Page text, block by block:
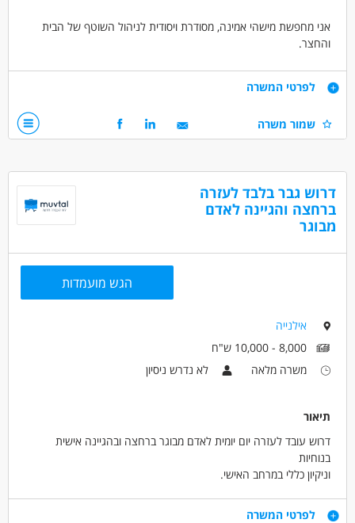
אני מחפשת מישהי אמינה, מסודרת ויסודית לניהול השוטף של הבית
והחצר.
העבודה תחולק ל-3 ימים בשבוע, 4 שעות בכל פעם שעות הבוקר
70 ₪ לשעה + נסיעות + תנאים סוציאליים כחוק
דרישות
העבודה כוללת:
תנאים מעולים ושכר הוגן למתאימה!
דרושים בתחום
אחזקה וניקיון - מנהלת אחזקה /אם בית
לפרטי המשרה
שמור משרה
דרוש גבר בלבד לעזרה
ברחצה והגיינה לאדם
מבוגר
הגש מועמדות
אילנייה
8,000 - 10,000 ש"ח
משרה מלאה
לא נדרש ניסיון
תיאור
דרוש עובד לעזרה יום יומית לאדם מבוגר ברחצה ובהגיינה אישית
בנוחיות
וניקיון כללי במרחב האישי.
דרישות
לפרטי המשרה